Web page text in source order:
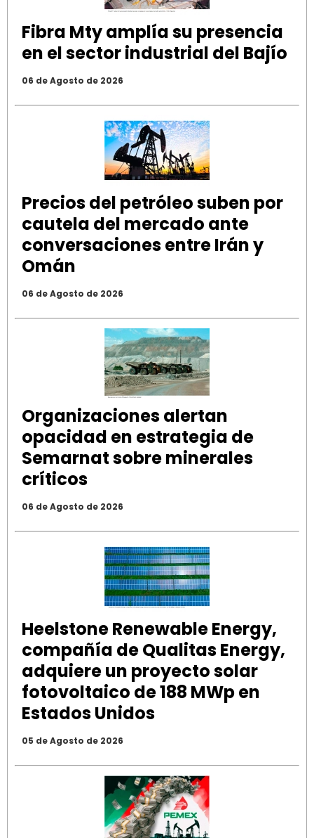
Fibra Mty amplía su presencia
en el sector industrial del Bajío
06 de Agosto de 2026
Precios del petróleo suben por
cautela del mercado ante
conversaciones entre Irán y
Omán
06 de Agosto de 2026
Organizaciones alertan
opacidad en estrategia de
Semarnat sobre minerales
críticos
06 de Agosto de 2026
Heelstone Renewable Energy,
compañía de Qualitas Energy,
adquiere un proyecto solar
fotovoltaico de 188 MWp en
Estados Unidos
05 de Agosto de 2026